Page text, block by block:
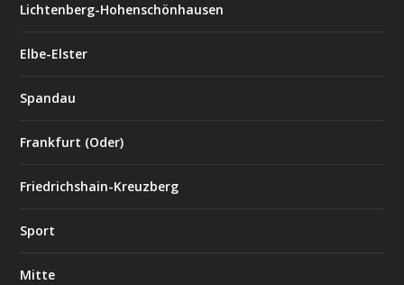
Lichtenberg-Hohenschönhausen
Elbe-Elster
Spandau
Frankfurt (Oder)
Friedrichshain-Kreuzberg
Sport
Mitte